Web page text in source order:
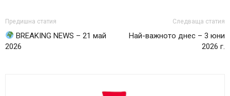
Предишна статия
BREAKING NEWS – 21 май
2026
Следваща статия
Най-важното днес – 3 юни
2026 г.